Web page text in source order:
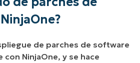
de parches de software
NinjaOne, y se hace